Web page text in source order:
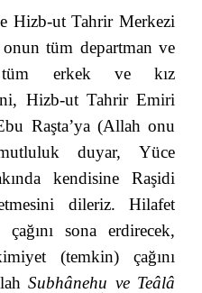
Hizb-ut Tahrir Merkezi
tüm departman ve
tüm erkek ve kız
Hizb-ut Tahrir Emiri
Raşta’ya (Allah onu
duyar, Yüce
kendisine Raşidi
dileriz. Hilafet
sona erdirecek,
(temkin) çağını
Subhânehu ve Teâlâ